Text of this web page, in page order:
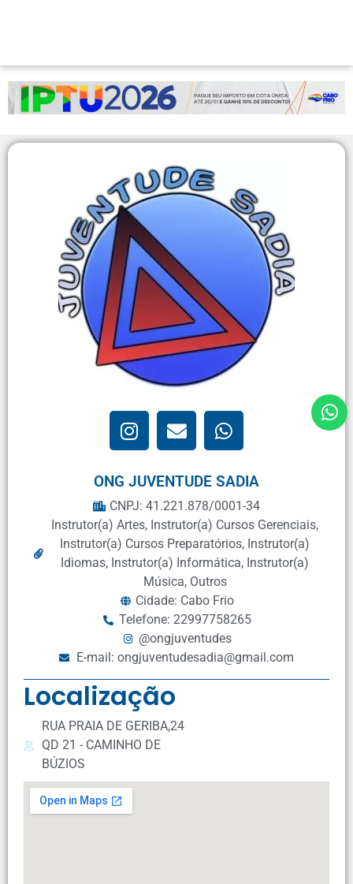
ONG JUVENTUDE SADIA
CNPJ: 41.221.878/0001-34
Instrutor(a) Artes, Instrutor(a) Cursos Gerenciais,
Instrutor(a) Cursos Preparatórios, Instrutor(a)
Idiomas, Instrutor(a) Informática, Instrutor(a)
Música, Outros
Cidade: Cabo Frio
Telefone: 22997758265
@ongjuventudes
E-mail: ongjuventudesadia@gmail.com
Localização
RUA PRAIA DE GERIBA,24
QD 21 - CAMINHO DE
BÚZIOS